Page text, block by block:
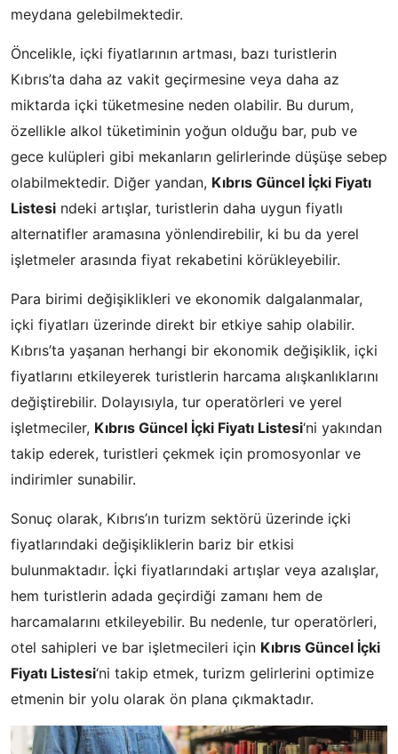
meydana gelebilmektedir.
Öncelikle, içki fiyatlarının artması, bazı turistlerin
Kıbrıs’ta daha az vakit geçirmesine veya daha az
miktarda içki tüketmesine neden olabilir. Bu durum,
özellikle alkol tüketiminin yoğun olduğu bar, pub ve
gece kulüpleri gibi mekanların gelirlerinde düşüşe sebep
olabilmektedir. Diğer yandan, Kıbrıs Güncel İçki Fiyatı
Listesi ndeki artışlar, turistlerin daha uygun fiyatlı
alternatifler aramasına yönlendirebilir, ki bu da yerel
işletmeler arasında fiyat rekabetini körükleyebilir.
Para birimi değişiklikleri ve ekonomik dalgalanmalar,
içki fiyatları üzerinde direkt bir etkiye sahip olabilir.
Kıbrıs’ta yaşanan herhangi bir ekonomik değişiklik, içki
fiyatlarını etkileyerek turistlerin harcama alışkanlıklarını
değiştirebilir. Dolayısıyla, tur operatörleri ve yerel
işletmeciler, Kıbrıs Güncel İçki Fiyatı Listesi‘ni yakından
takip ederek, turistleri çekmek için promosyonlar ve
indirimler sunabilir.
Sonuç olarak, Kıbrıs’ın turizm sektörü üzerinde içki
fiyatlarındaki değişikliklerin bariz bir etkisi
bulunmaktadır. İçki fiyatlarındaki artışlar veya azalışlar,
hem turistlerin adada geçirdiği zamanı hem de
harcamalarını etkileyebilir. Bu nedenle, tur operatörleri,
otel sahipleri ve bar işletmecileri için Kıbrıs Güncel İçki
Fiyatı Listesi‘ni takip etmek, turizm gelirlerini optimize
etmenin bir yolu olarak ön plana çıkmaktadır.